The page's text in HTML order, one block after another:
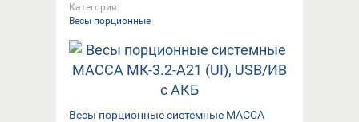
Категория:
Весы порционные
Весы порционные системные МАССА